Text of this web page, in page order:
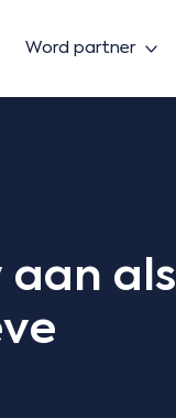
Word partner
aan als